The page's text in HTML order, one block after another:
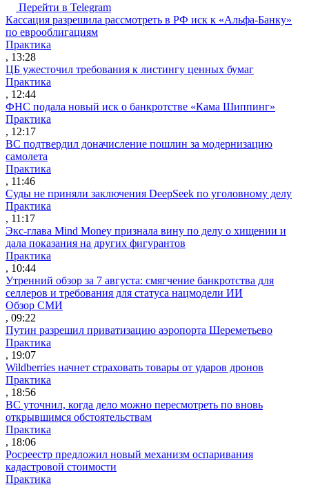
Перейти в Telegram
Кассация разрешила рассмотреть в РФ иск к «Альфа-Банку»
по еврооблигациям
Практика
, 13:28
ЦБ ужесточил требования к листингу ценных бумаг
Практика
, 12:44
ФНС подала новый иск о банкротстве «Кама Шиппинг»
Практика
, 12:17
ВС подтвердил доначисление пошлин за модернизацию
самолета
Практика
, 11:46
Суды не приняли заключения DeepSeek по уголовному делу
Практика
, 11:17
Экс-глава Mind Money признала вину по делу о хищении и
дала показания на других фигурантов
Практика
, 10:44
Утренний обзор за 7 августа: смягчение банкротства для
селлеров и требования для статуса нацмодели ИИ
Обзор СМИ
, 09:22
Путин разрешил приватизацию аэропорта Шереметьево
Практика
, 19:07
Wildberries начнет страховать товары от ударов дронов
Практика
, 18:56
ВС уточнил, когда дело можно пересмотреть по вновь
открывшимся обстоятельствам
Практика
, 18:06
Росреестр предложил новый механизм оспаривания
кадастровой стоимости
Практика